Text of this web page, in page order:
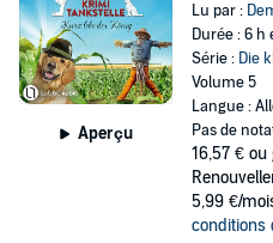
Aperçu
Lu par :
Durée : 6 h
Série : Die
Volume 5
Langue :
Pas de
16,57 € ou
5,99 €/
conditions